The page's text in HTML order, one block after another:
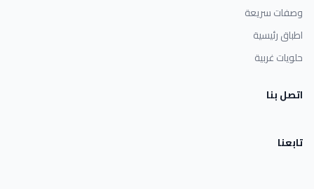
وصفات سريعة
اطباق رئيسية
حلويات غربية
اتصل بنا
تابعنا